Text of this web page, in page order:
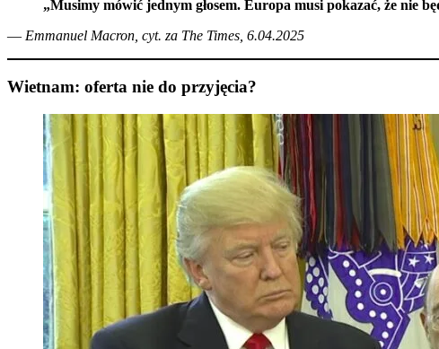
„Musimy mówić jednym głosem. Europa musi pokazać, że nie
— Emmanuel Macron, cyt. za The Times, 6.04.2025
Wietnam: oferta nie do przyjęcia?